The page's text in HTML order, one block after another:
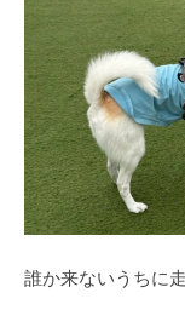
誰か来ないうちに